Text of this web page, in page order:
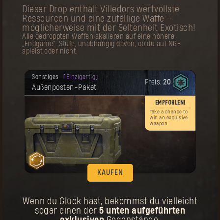
Outfit Legendär
Urpilger-Outfit
Preis:60
Deine Belohnung ist freigeschaltet
worden.
Talisman Artefakt
Urpilger-Talisman
Preis:20
Deine Belohnung ist freigeschaltet
worden.
Dieser Drop enthält Villedors wertvollste
Ressourcen und eine zufällige Waffe –
möglicherweise mit der Seltenheit Exotisch!
Alle gedroppten Waffen skalieren auf eine höhere
„Endgame“-Stufe, unabhängig davon, ob du auf NG+
spielst oder nicht.
Sonstiges Einzigartig
Außenposten-Paket
Preis: 20
EMPFOHLEN!
Take a chance to
win an exclusive
weapon.
KAUFEN
Deine Belohnung ist freigeschaltet
worden.
Zur Erinnerung! Dieser Gegenstand kann
Wenn du Glück hast, bekommst du vielleicht
sogar einen der 5 unten aufgeführten